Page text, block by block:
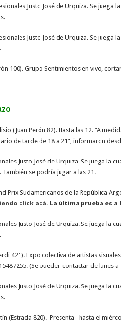
Justo José de Urquiza. Se juega
Justo José de Urquiza. Se juega
100). Grupo Sentimientos en vivo,
(Juan Perón 82). Hasta las 12. “A
de tarde de 18 a 21”, informaron
Justo José de Urquiza. Se juega la
También se podría jugar a las 21.
Prix Sudamericanos de la República
click acá. La última prueba es a
Justo José de Urquiza. Se juega la
421). Expo colectiva de artistas
(Se pueden contactar de lunes a
Justo José de Urquiza. Se juega la
(Estrada 820). Presenta –hasta el